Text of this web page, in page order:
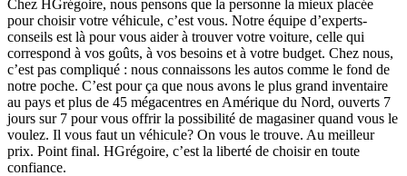
Chez HGrégoire, nous pensons que la personne la mieux placée
pour choisir votre véhicule, c’est vous. Notre équipe d’experts-
conseils est là pour vous aider à trouver votre voiture, celle qui
correspond à vos goûts, à vos besoins et à votre budget. Chez nous,
c’est pas compliqué : nous connaissons les autos comme le fond de
notre poche. C’est pour ça que nous avons le plus grand inventaire
au pays et plus de 45 mégacentres en Amérique du Nord, ouverts 7
jours sur 7 pour vous offrir la possibilité de magasiner quand vous le
voulez. Il vous faut un véhicule? On vous le trouve. Au meilleur
prix. Point final. HGrégoire, c’est la liberté de choisir en toute
confiance.